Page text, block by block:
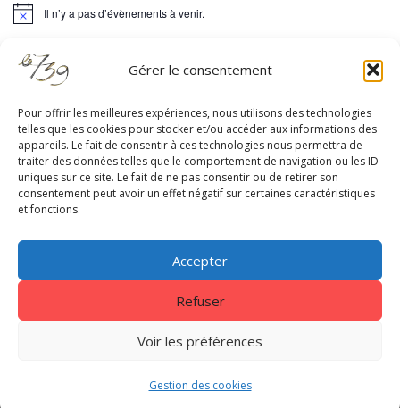
Gérer le consentement
Pour offrir les meilleures expériences, nous utilisons des technologies
telles que les cookies pour stocker et/ou accéder aux informations des
appareils. Le fait de consentir à ces technologies nous permettra de
traiter des données telles que le comportement de navigation ou les ID
uniques sur ce site. Le fait de ne pas consentir ou de retirer son
consentement peut avoir un effet négatif sur certaines caractéristiques
et fonctions.
Accepter
Refuser
Voir les préférences
Gestion des cookies
Notice Il n’y a pas d’évènements à venir.
RESTEZ À JOUR
Mentions légales - Politique de confidentialité